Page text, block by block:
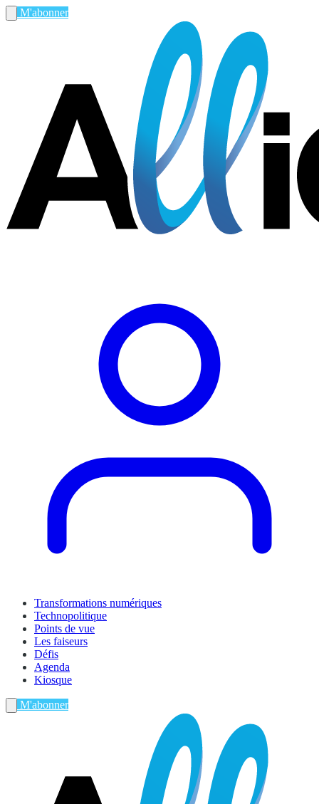
M'abonner
Transformations numériques
Technopolitique
Points de vue
Les faiseurs
Défis
Agenda
Kiosque
M'abonner